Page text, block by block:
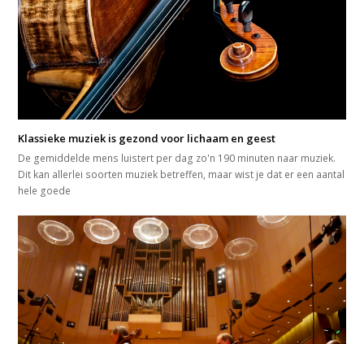
Klassieke muziek is gezond voor lichaam en geest
De gemiddelde mens luistert per dag zo'n 190 minuten naar muziek.
Dit kan allerlei soorten muziek betreffen, maar wist je dat er een aantal
hele goede